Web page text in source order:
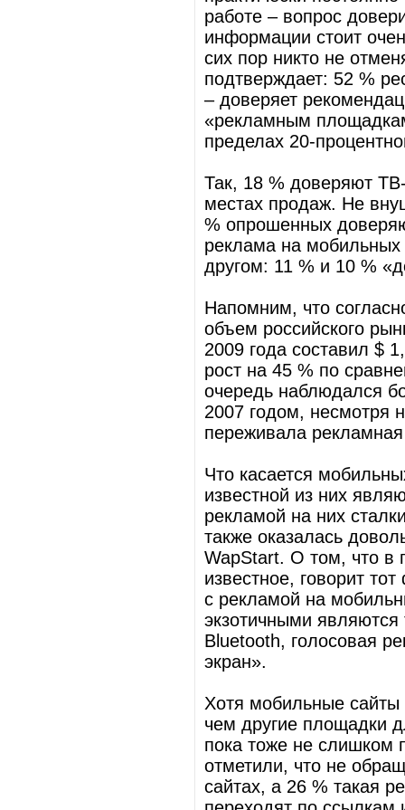
работе – вопрос
информации стоит
сих пор никто не
подтверждает: 52 %
– доверяет
«рекламным
пределах 20-
Так, 18 % доверяют
местах продаж. Не
% опрошенных
реклама на мобильных
другом: 11 % и 10 %
Напомним, что
объем российского
2009 года составил $
рост на 45 % по
очередь наблюдался
2007 годом, несмотря
переживала
Что касается
известной из них
рекламой на них
также оказалась
WapStart. О том, что в
известное, говорит
с рекламой на
экзотичными
Bluetooth, голосовая
экран».
Хотя мобильные
чем другие площадки
пока тоже не слишком
отметили, что не
сайтах, а 26 % такая